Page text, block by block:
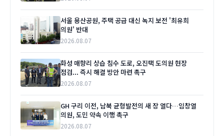
서울 용산공원, 주택 공급 대신 녹지 보전 '최유희
의원' 반대
2026.08.07
화성 매향리 상습 침수 도로, 오진택 도의원 현장
점검... 즉시 해결 방안 마련 촉구
2026.08.07
GH 구리 이전, 남북 균형발전의 새 장 열다…임창열
의원, 도민 약속 이행 촉구
2026.08.07